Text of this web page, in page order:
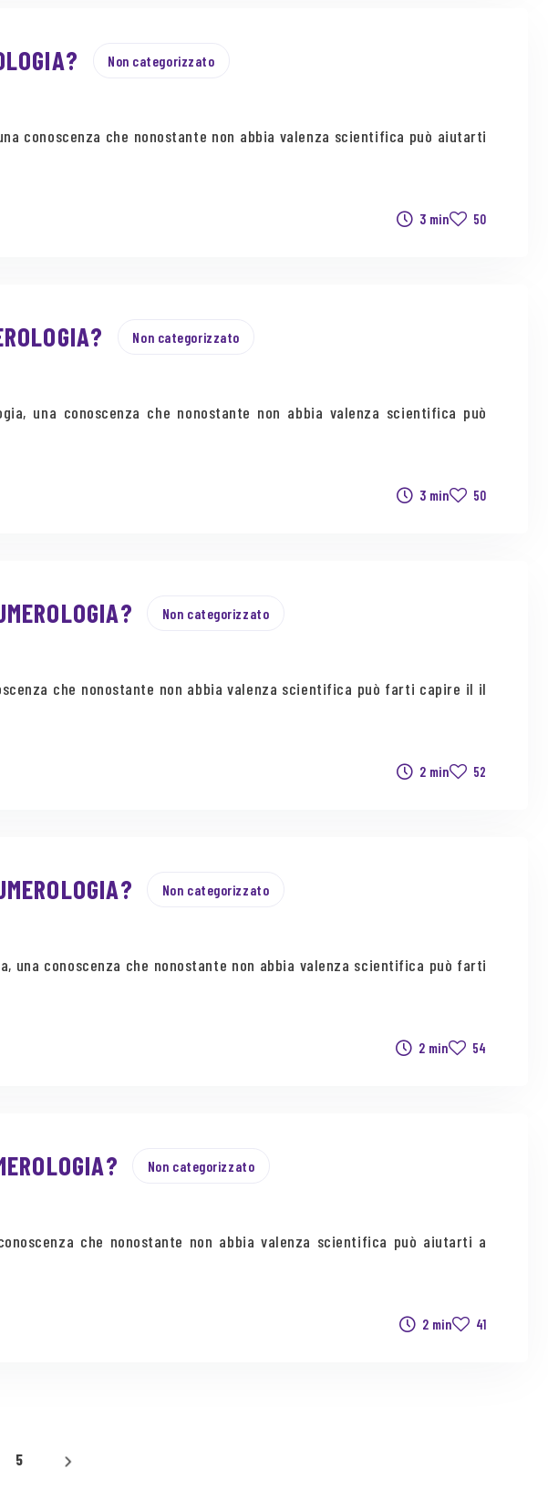
Non categorizzato
conoscenza che nonostante non abbia valenza scientifica può aiutarti
50
3 min
Non categorizzato
una conoscenza che nonostante non abbia valenza scientifica può
50
3 min
Non categorizzato
che nonostante non abbia valenza scientifica può farti capire il il
52
2 min
Non categorizzato
una conoscenza che nonostante non abbia valenza scientifica può farti
54
2 min
Non categorizzato
che nonostante non abbia valenza scientifica può aiutarti a
41
2 min
5